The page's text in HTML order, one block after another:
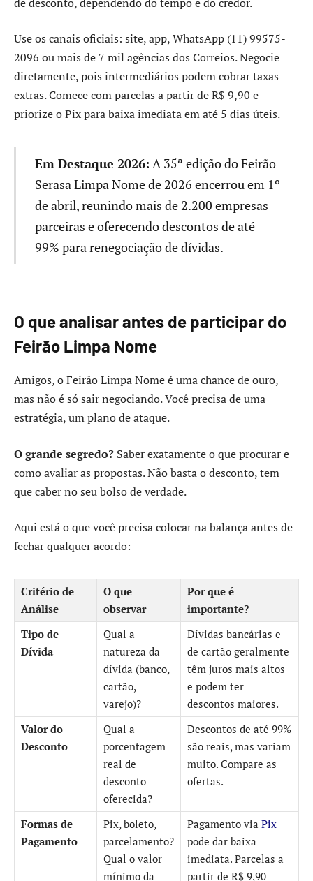
Use os canais oficiais: site, app, WhatsApp (11) 99575-
2096 ou mais de 7 mil agências dos Correios. Negocie
diretamente, pois intermediários podem cobrar taxas
extras. Comece com parcelas a partir de R$ 9,90 e
priorize o Pix para baixa imediata em até 5 dias úteis.
Em Destaque 2026: A 35ª edição do Feirão
Serasa Limpa Nome de 2026 encerrou em 1º
de abril, reunindo mais de 2.200 empresas
parceiras e oferecendo descontos de até
99% para renegociação de dívidas.
O que analisar antes de participar do
Feirão Limpa Nome
Amigos, o Feirão Limpa Nome é uma chance de ouro,
mas não é só sair negociando. Você precisa de uma
estratégia, um plano de ataque.
O grande segredo? Saber exatamente o que procurar e
como avaliar as propostas. Não basta o desconto, tem
que caber no seu bolso de verdade.
Aqui está o que você precisa colocar na balança antes de
fechar qualquer acordo:
Critério de
Análise
O que
observar
Por que é
importante?
Tipo de
Dívida
Qual a
natureza da
dívida (banco,
cartão,
varejo)?
Dívidas bancárias e
de cartão geralmente
têm juros mais altos
e podem ter
descontos maiores.
Valor do
Desconto
Qual a
porcentagem
real de
desconto
oferecida?
Descontos de até 99%
são reais, mas variam
muito. Compare as
ofertas.
Formas de
Pagamento
Pix, boleto,
parcelamento?
Qual o valor
mínimo da
Pagamento via Pix
pode dar baixa
imediata. Parcelas a
partir de R$ 9,90